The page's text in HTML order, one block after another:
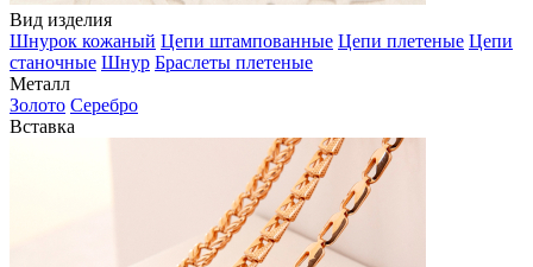
Вид изделия
Шнурок кожаный Цепи штампованные Цепи плетеные Цепи
станочные Шнур Браслеты плетеные
Металл
Золото Серебро
Вставка